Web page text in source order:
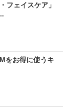
フェイスケア」
をお得に使うキ